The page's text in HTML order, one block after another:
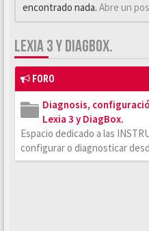
encontrado nada. Abre un
LEXIA 3 Y DIAGBOX.
FORO
Diagnosis,
Lexia 3 y DiagBox.
Espacio dedicado a las
configurar o diagnosticar